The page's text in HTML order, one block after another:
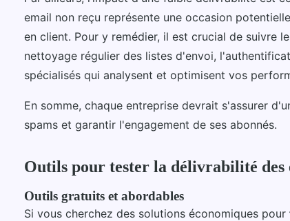
email non reçu représente une occasion
en client. Pour y remédier, il est crucial de suivre
nettoyage régulier des listes d'envoi,
spécialisés qui analysent et optimisent vos
En somme, chaque entreprise devrait s'assurer
spams et garantir l'engagement de ses abonnés.
Outils pour tester la délivrabilité des
Outils gratuits et abordables
Si vous cherchez des solutions économiques pour